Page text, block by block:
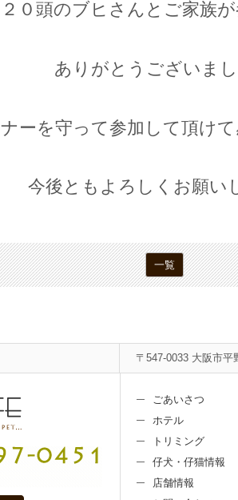
０頭のブヒさんとご家族
ありがとうございま
ーを守って参加して頂け
今後ともよろしくお願い
一覧
〒547-0033 大阪市平
ごあいさつ
ホテル
トリミング
仔犬・仔猫情報
店舗情報